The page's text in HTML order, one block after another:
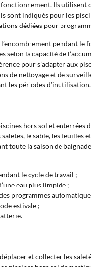
Ils
sont indiqués pour les
dédiées pour
pendant le
selon la capacité de
pour s’adapter aux
de nettoyage et de
les périodes d’inutilisation.
hors sol et enterrées
le sable, les
la saison de
le cycle de travail ;
eau plus limpide ;
programmes
estivale ;
et collecter les